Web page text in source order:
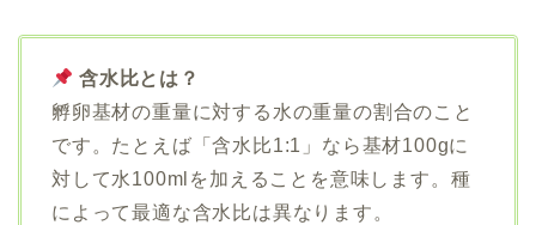
含水比とは？
孵卵基材の重量に対する水の重量の割合のこと
です。たとえば「含水比1:1」なら基材100gに
対して水100mlを加えることを意味します。種
によって最適な含水比は異なります。